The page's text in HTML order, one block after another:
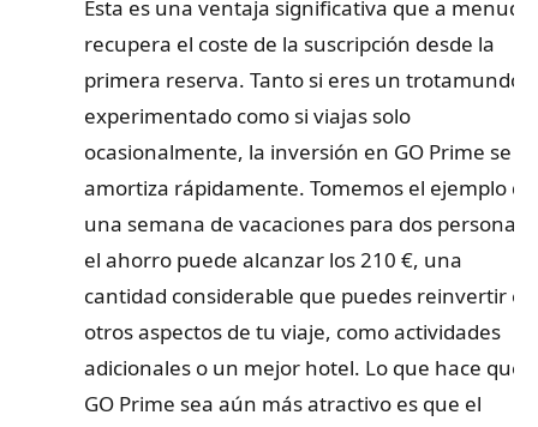
Esta es una ventaja significativa que a menudo
recupera el coste de la suscripción desde la
primera reserva. Tanto si eres un trotamundos
experimentado como si viajas solo
ocasionalmente, la inversión en GO Prime se
amortiza rápidamente. Tomemos el ejemplo de
una semana de vacaciones para dos personas:
el ahorro puede alcanzar los 210 €, una
cantidad considerable que puedes reinvertir en
otros aspectos de tu viaje, como actividades
adicionales o un mejor hotel. Lo que hace que
GO Prime sea aún más atractivo es que el